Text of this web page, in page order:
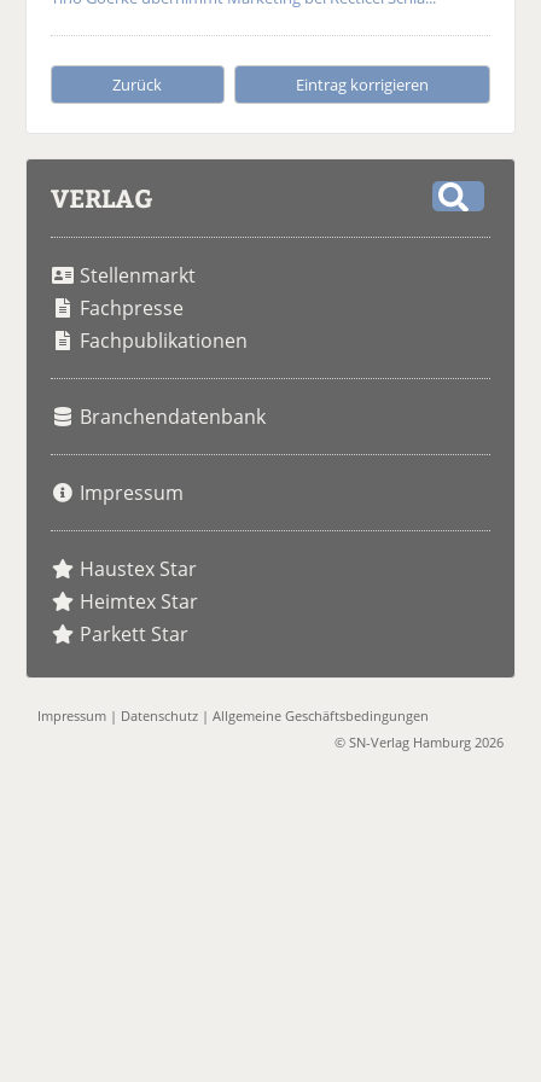
Zurück Eintrag korrigieren
VERLAG
Stellenmarkt
Fachpresse
Fachpublikationen
Branchendatenbank
Impressum
Haustex Star
Heimtex Star
Parkett Star
Impressum | Datenschutz |Allgemeine Geschäftsbedingungen
© SN-Verlag Hamburg 2026